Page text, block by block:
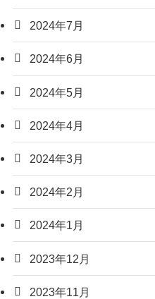
2024年7月
2024年6月
2024年5月
2024年4月
2024年3月
2024年2月
2024年1月
2023年12月
2023年11月